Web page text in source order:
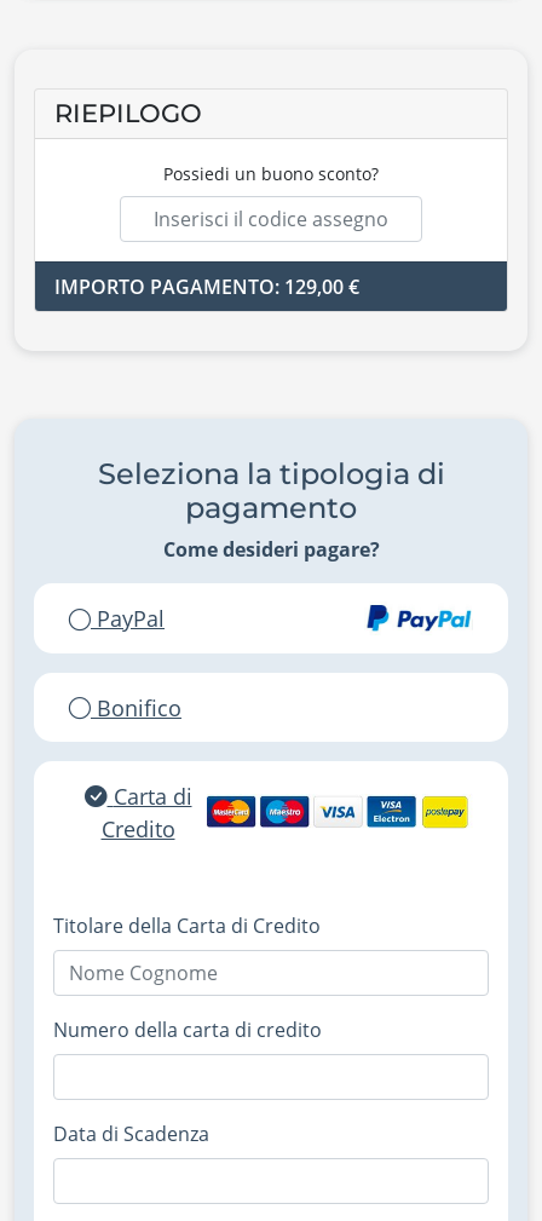
RIEPILOGO
Possiedi un buono sconto?
IMPORTO PAGAMENTO: 129,00 €
Seleziona la tipologia di
pagamento
Come desideri pagare?
PayPal
Bonifico
Carta di
Credito
Titolare della Carta di Credito
Numero della carta di credito
Data di Scadenza